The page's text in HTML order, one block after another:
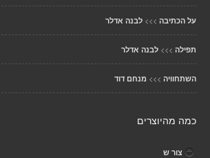
על הכתיבה >>> לבנה אדלר
תפילה >>> לבנה אדלר
השתחוויה >>> מנחם דוד
כמה מהיוצרים
צור ש